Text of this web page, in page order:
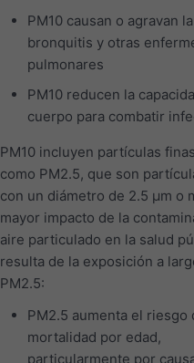
PM10 causan o agravan la
bronquitis y otras
pulmonares
PM10 reducen la
cuerpo para combatir
PM10 incluyen partículas
como PM2.5, que son
con un diámetro de 2.5 μm o
mayor impacto de la
aire particulado en la salud
resulta de la exposición a
PM2.5:
PM2.5 aumenta el riesgo
mortalidad por edad,
particularmente por